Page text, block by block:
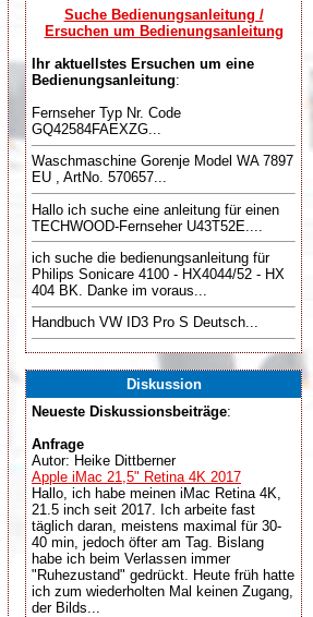
Suche Bedienungsanleitung /
Ersuchen um Bedienungsanleitung
Ihr aktuellstes Ersuchen um eine
Bedienungsanleitung:
Fernseher Typ Nr. Code
GQ42584FAEXZG...
Waschmaschine Gorenje Model WA 7897
EU , ArtNo. 570657...
Hallo ich suche eine anleitung für einen
TECHWOOD-Fernseher U43T52E....
ich suche die bedienungsanleitung für
Philips Sonicare 4100 - HX4044/52 - HX
404 BK. Danke im voraus...
Handbuch VW ID3 Pro S Deutsch...
Diskussion
Neueste Diskussionsbeiträge:
Anfrage
Autor: Heike Dittberner
Apple iMac 21,5" Retina 4K 2017
Hallo, ich habe meinen iMac Retina 4K,
21.5 inch seit 2017. Ich arbeite fast
täglich daran, meistens maximal für 30-
40 min, jedoch öfter am Tag. Bislang
habe ich beim Verlassen immer
"Ruhezustand" gedrückt. Heute früh hatte
ich zum wiederholten Mal keinen Zugang,
der Bilds...